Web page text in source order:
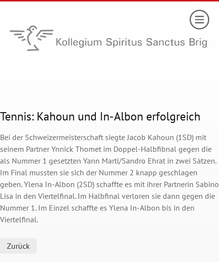
Tennis: Kahoun und In-Albon erfolgreich
Bei der Schweizermeisterschaft siegte Jacob Kahoun (1SD) mit
seinem Partner Ynnick Thomet im Doppel-Halbfibnal gegen die
als Nummer 1 gesetzten Yann Marti/Sandro Ehrat in zwei Sätzen.
Im Final mussten sie sich der Nummer 2 knapp geschlagen
geben. Ylena In-Albon (2SD) schaffte es mit ihrer Partnerin Sabino
Lisa in den Viertelfinal. Im Halbfinal verloren sie dann gegen die
Nummer 1. Im Einzel schaffte es Ylena In-Albon bis in den
Viertelfinal.
Zurück